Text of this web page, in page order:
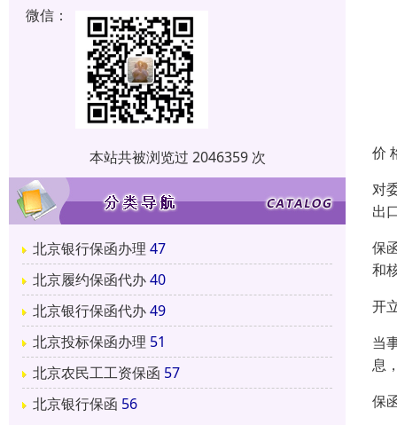
微信：
本站共被浏览过 2046359 次
北京银行保函办理 47
北京履约保函代办40
北京银行保函代办49
北京投标保函办理 51
北京农民工工资保函 57
北京银行保函 56
价
对
出
保
和
开
当
息
保